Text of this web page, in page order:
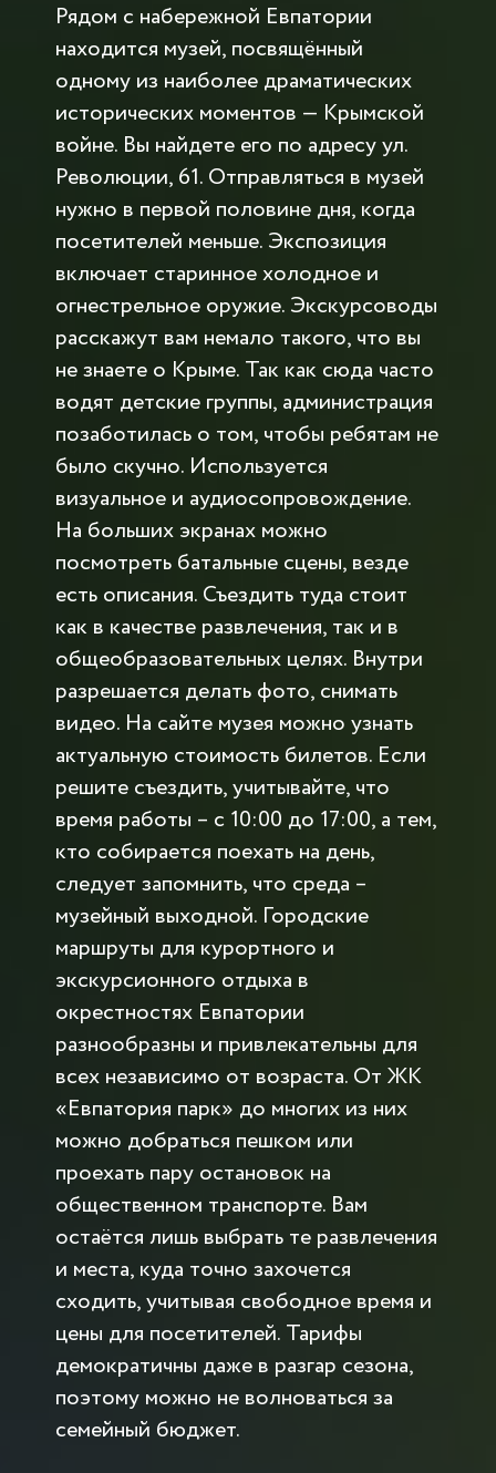
Рядом с набережной Евпатории
находится музей, посвящённый
одному из наиболее драматических
исторических моментов — Крымской
войне. Вы найдете его по адресу ул.
Революции, 61. Отправляться в музей
нужно в первой половине дня, когда
посетителей меньше. Экспозиция
включает старинное холодное и
огнестрельное оружие. Экскурсоводы
расскажут вам немало такого, что вы
не знаете о Крыме. Так как сюда часто
водят детские группы, администрация
позаботилась о том, чтобы ребятам не
было скучно. Используется
визуальное и аудиосопровождение.
На больших экранах можно
посмотреть батальные сцены, везде
есть описания. Съездить туда стоит
как в качестве развлечения, так и в
общеобразовательных целях. Внутри
разрешается делать фото, снимать
видео. На сайте музея можно узнать
актуальную стоимость билетов. Если
решите съездить, учитывайте, что
время работы – с 10:00 до 17:00, а тем,
кто собирается поехать на день,
следует запомнить, что среда –
музейный выходной. Городские
маршруты для курортного и
экскурсионного отдыха в
окрестностях Евпатории
разнообразны и привлекательны для
всех независимо от возраста. От ЖК
«Евпатория парк» до многих из них
можно добраться пешком или
проехать пару остановок на
общественном транспорте. Вам
остаётся лишь выбрать те развлечения
и места, куда точно захочется
сходить, учитывая свободное время и
цены для посетителей. Тарифы
демократичны даже в разгар сезона,
поэтому можно не волноваться за
семейный бюджет.